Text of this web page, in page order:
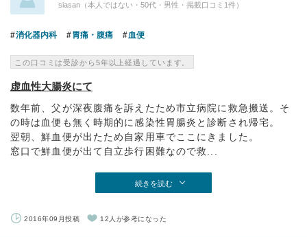
siasan（本人ではない・50代・男性・掲載口コミ1件）
消化器内科 胃痛・腹痛 血便
この口コミは受診から5年以上経過しています。
虚血性大腸炎にて
数年前、父が深夜腹痛を訴えたため市立病院に救急搬送。そ
の時は血便も無く時期的に感染性胃腸炎と診断され帰宅。
翌朝、鮮血便が出たため自家用車でここにきました。
窓口で鮮血便が出て自立歩行困難なので救...
続きを読む
2016年09月投稿 12人が参考になった